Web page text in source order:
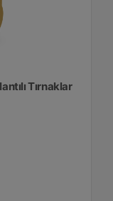
Tırnaklar